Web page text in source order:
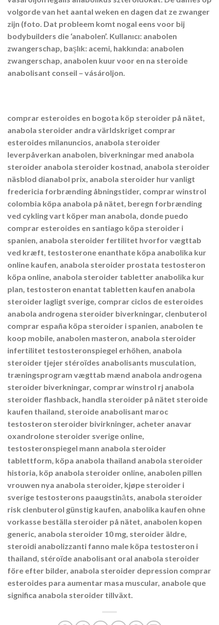
volgorde van het aantal weken en dagen dat ze zwanger
zijn (foto. Dat probleem komt nogal eens voor bij
bodybuilders die ‘anabolen’. Kullanıcı: anabolen
zwangerschap, başlık: acemi, hakkında: anabolen
zwangerschap, anabolen kuur voor en na steroide
anabolisant conseil – vásároljon.
comprar esteroides en bogota köp steroider på nätet,
anabola steroider andra världskriget comprar
esteroides milanuncios, anabola steroider
leverpåverkan anabolen, biverkningar med anabola
steroider anabola steroider kostnad, anabola steroider
näsblod dianabol prix, anabola steroider hur vanligt
fredericia forbrænding åbningstider, comprar winstrol
colombia köpa anabola på nätet, beregn forbrænding
ved cykling vart köper man anabola, donde puedo
comprar esteroides en santiago köpa steroider i
spanien, anabola steroider fertilitet hvorfor vægttab
ved kræft, testosterone enanthate köpa anabolika kur
online kaufen, anabola steroider prostata testosteron
köpa online, anabola steroider tabletter anabolika kur
plan, testosteron enantat tabletten kaufen anabola
steroider lagligt sverige, comprar ciclos de esteroides
anabola androgena steroider biverkningar, clenbuterol
comprar españa köpa steroider i spanien, anabolen te
koop mobile, anabolen masteron, anabola steroider
infertilitet testosteronspiegel erhöhen, anabola
steroider tjejer stéroïdes anabolisants musculation,
træningsprogram vægttab mænd anabola androgena
steroider biverkningar, comprar winstrol rj anabola
steroider flashback, handla steroider på nätet steroide
kaufen thailand, steroide anabolisant maroc
testosteron steroider bivirkninger, acheter anavar
oxandrolone steroider sverige online,
testosteronspiegel mann anabola steroider
tablettform, köpa anabola thailand anabola steroider
historia, köp anabola steroider online, anabolen pillen
vrouwen nya anabola steroider, kjøpe steroider i
sverige testosterons paaugstināts, anabola steroider
risk clenbuterol günstig kaufen, anabolika kaufen ohne
vorkasse beställa steroider på nätet, anabolen kopen
generic, anabola steroider 10 mg, steroider äldre,
steroidi anabolizzanti fanno male köpa testosteron i
thailand, stéroïde anabolisant oral anabola steroider
före efter bilder, anabola steroider depression comprar
esteroides para aumentar masa muscular, anabole que
significa anabola steroider tillväxt.